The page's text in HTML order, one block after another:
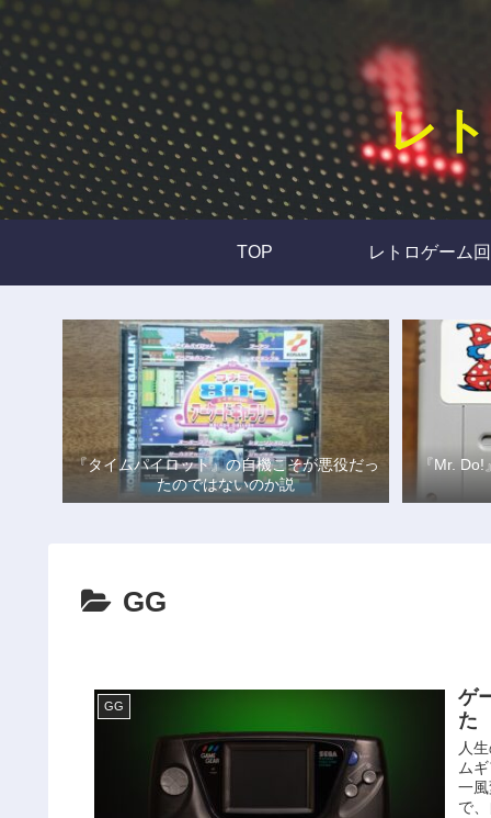
レ
TOP レトロゲーム
『タイムパイロット』の自機こそが悪役だっ
たのではないのか説
『Mr.
GG
GG
ゲ
た
人
ム
一
で